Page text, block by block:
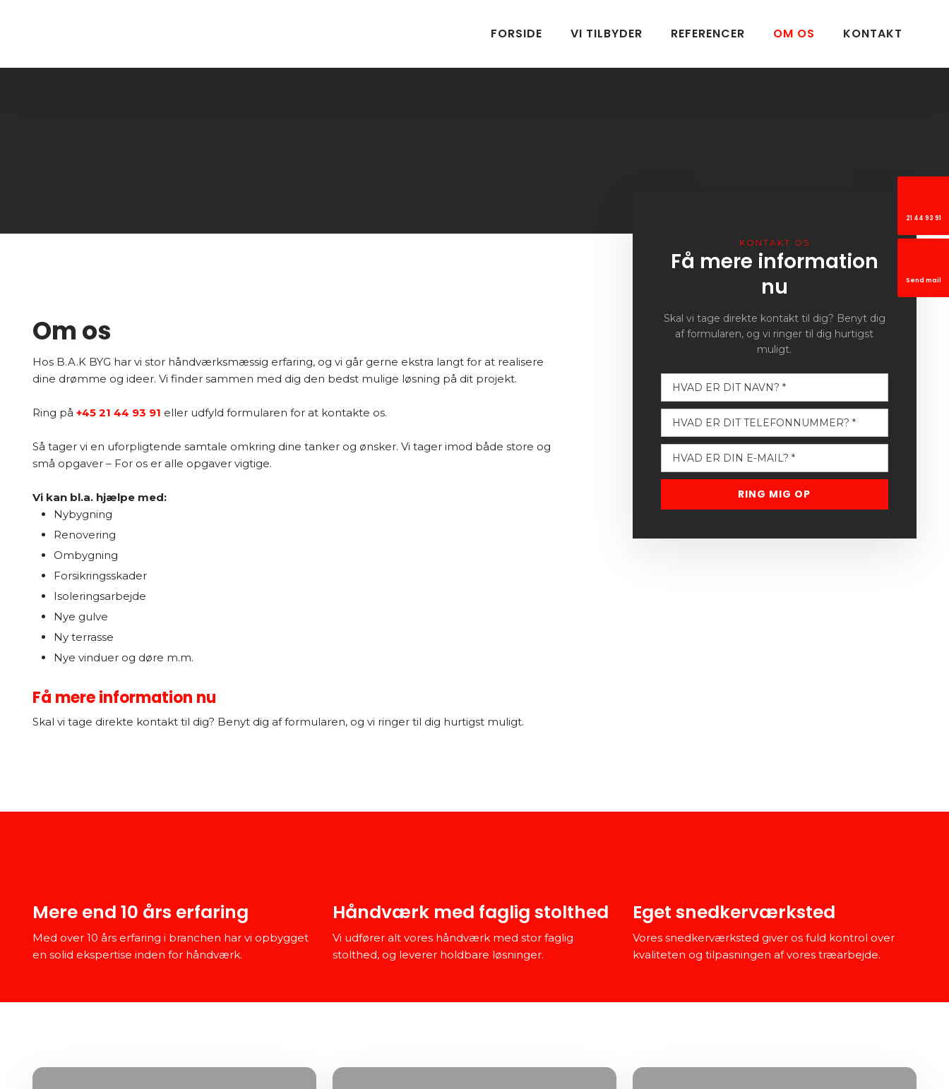
FORSIDE VI TILBYDER REFERENCER OM OS KONTAKT
Om os
Hos B.A.K BYG har vi stor håndværksmæssig erfaring, og vi går gerne ekstra langt for at realisere
dine drømme og ideer. Vi finder sammen med dig den bedst mulige løsning på dit projekt.
Ring på+45 21 44 93 91 eller udfyld formularen for at kontakte os.
Så tager vi en uforpligtende samtale omkring dine tanker og ønsker. Vi tager imod både store og
små opgaver – For os er alle opgaver vigtige.
Vi kan bl.a. hjælpe med:
Nybygning
Renovering
Ombygning
Forsikringsskader
Isoleringsarbejde
Nye gulve
Ny terrasse
Nye vinduer og døre m.m.
Få mere information nu
Skal vi tage direkte kontakt til dig? Benyt dig af formularen, og vi ringer til dig hurtigst muligt.
KONTAKT OS​
Få mere information
nu
Skal vi tage direkte kontakt til dig? Benyt dig
af formularen, og vi ringer til dig hurtigst
muligt.
Mere end 10 års erfaring
Med over 10 års erfaring i branchen har vi opbygget
en solid ekspertise inden for håndværk.
Håndværk med faglig stolthed
Vi udfører alt vores håndværk med stor faglig
stolthed, og leverer holdbare løsninger.
Eget snedkerværksted
Vores snedkerværksted giver os fuld kontrol over
kvaliteten og tilpasningen af vores træarbejde.
21 44 93 91
Send mail